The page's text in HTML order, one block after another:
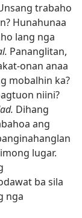
trabaho
Hunahunaa
lang nga
Pananglitan,
onan anaa
mobalhin ka?
niini?
Dihang
ang
lugar.
ba sila
nga